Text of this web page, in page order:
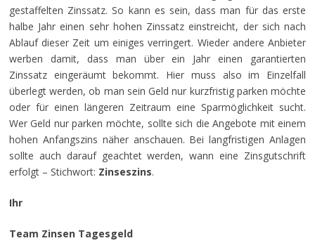
gestaffelten Zinssatz. So kann es sein, dass man für das erste
halbe Jahr einen sehr hohen Zinssatz einstreicht, der sich nach
Ablauf dieser Zeit um einiges verringert. Wieder andere Anbieter
werben damit, dass man über ein Jahr einen garantierten
Zinssatz eingeräumt bekommt. Hier muss also im Einzelfall
überlegt werden, ob man sein Geld nur kurzfristig parken möchte
oder für einen längeren Zeitraum eine Sparmöglichkeit sucht.
Wer Geld nur parken möchte, sollte sich die Angebote mit einem
hohen Anfangszins näher anschauen. Bei langfristigen Anlagen
sollte auch darauf geachtet werden, wann eine Zinsgutschrift
erfolgt – Stichwort: Zinseszins.
Ihr
Team Zinsen Tagesgeld